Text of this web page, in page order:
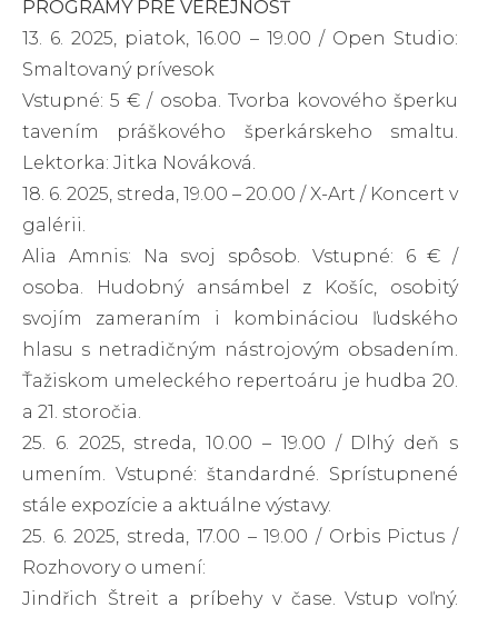
PROGRAMY PRE VEREJNOSŤ
13. 6. 2025, piatok, 16.00 – 19.00 / Open Studio:
Smaltovaný prívesok
Vstupné: 5 € / osoba. Tvorba kovového šperku
tavením práškového šperkárskeho smaltu.
Lektorka: Jitka Nováková.
18. 6. 2025, streda, 19.00 – 20.00 / X-Art / Koncert v
galérii.
Alia Amnis: Na svoj spôsob. Vstupné: 6 € /
osoba. Hudobný ansámbel z Košíc, osobitý
svojím zameraním i kombináciou ľudského
hlasu s netradičným nástrojovým obsadením.
Ťažiskom umeleckého repertoáru je hudba 20.
a 21. storočia.
25. 6. 2025, streda, 10.00 – 19.00 / Dlhý deň s
umením. Vstupné: štandardné. Sprístupnené
stále expozície a aktuálne výstavy.
25. 6. 2025, streda, 17.00 – 19.00 / Orbis Pictus /
Rozhovory o umení:
Jindřich Štreit a príbehy v čase. Vstup voľný.